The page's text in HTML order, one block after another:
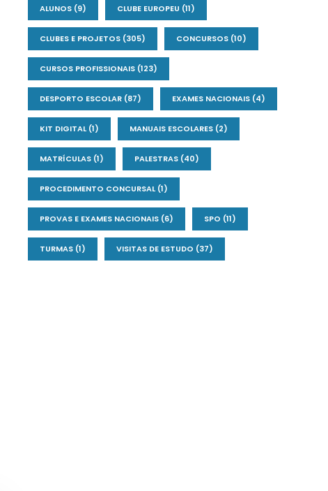
ALUNOS(9) CLUBE EUROPEU (11)
CLUBES E PROJETOS(305) CONCURSOS(10)
CURSOS PROFISSIONAIS(123)
DESPORTO ESCOLAR(87) EXAMES NACIONAIS(4)
KIT DIGITAL(1) MANUAIS ESCOLARES(2)
MATRÍCULAS(1) PALESTRAS(40)
PROCEDIMENTO CONCURSAL(1)
PROVAS E EXAMES NACIONAIS(6) SPO (11)
TURMAS(1) VISITAS DE ESTUDO (37)